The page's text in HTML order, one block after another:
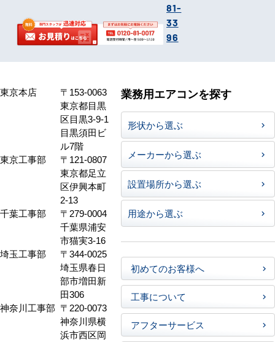
81-
33
96
東京本店
〒153-0063
東京都目黒
区目黒3-9-1
目黒須田ビ
ル7階
東京工事部
〒121-0807
東京都足立
区伊興本町
2-13
千葉工事部
〒279-0004
千葉県浦安
市猫実3-16
埼玉工事部
〒344-0025
埼玉県春日
部市増田新
田306
神奈川工事部 〒220-0073
神奈川県横
浜市西区岡
業務用エアコンを探す
形状から選ぶ
メーカーから選ぶ
設置場所から選ぶ
用途から選ぶ
初めてのお客様へ
工事について
アフターサービス